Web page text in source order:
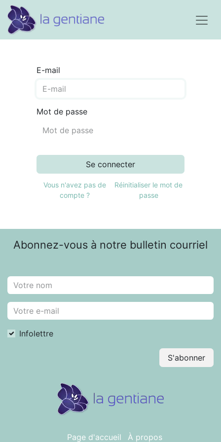
E-mail
Mot de passe
Se connecter
Vous n'avez pas de
compte ?
Réinitialiser le mot de
passe
Abonnez-vous à notre bulletin courriel
Infolettre
S'abonner
Page d'accueil À propos